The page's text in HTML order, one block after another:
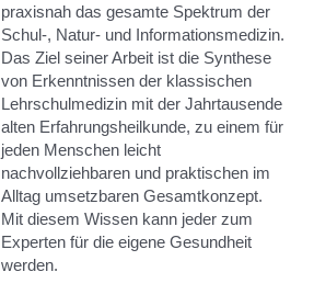
praxisnah das gesamte Spektrum der
Schul-, Natur- und Informationsmedizin.
Das Ziel seiner Arbeit ist die Synthese
von Erkenntnissen der klassischen
Lehrschulmedizin mit der Jahrtausende
alten Erfahrungsheilkunde, zu einem für
jeden Menschen leicht
nachvollziehbaren und praktischen im
Alltag umsetzbaren Gesamtkonzept.
Mit diesem Wissen kann jeder zum
Experten für die eigene Gesundheit
werden.